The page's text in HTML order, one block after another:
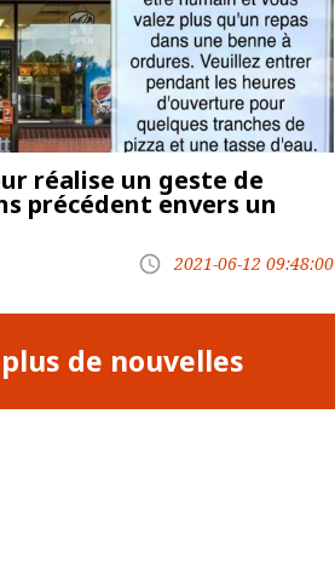
réalise un geste de
précédent envers un
2021-06-12 09:48:00